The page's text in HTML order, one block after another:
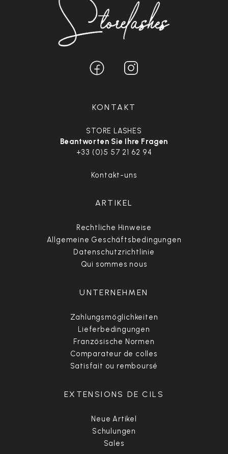
KONTAKT
STORE LASHES
Beantworten Sie Ihre Fragen
+33 (0)5 57 21 62 94
Kontakt-uns
ARTIKEL
Rechtliche Hinweise
Allgemeine Geschäftsbedingungen
Datenschutzrichtlinie
Qui sommes nous
UNTERNEHMEN
Zahlungsmöglichkeiten
Lieferbedingungen
Französische Normen
Comparateur de colles
Satisfait ou remboursé
EXTENSIONS DE CILS
Neue Artikel
Schulungen
Sales